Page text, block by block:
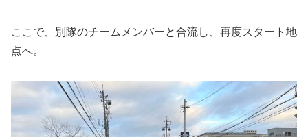
ここで、別隊のチームメンバーと合流し、再度スタート地
点へ。